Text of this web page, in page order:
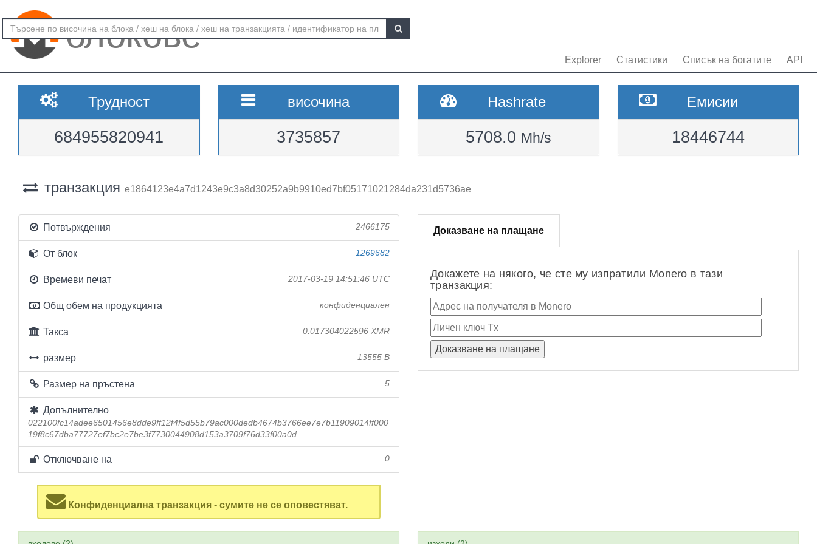
блокове
Explorer Статистики Списък на богатите API
Трудност
684955820941
височина
3735857
Hashrate
5708.0 Mh/s
Емисии
18446744
транзакция e1864123e4a7d1243e9c3a8d30252a9b9910ed7bf05171021284da231d5736ae
Потвърждения 2466175
От блок 1269682
Времеви печат 2017-03-19 14:51:46 UTC
Общ обем на продукцията конфиденциален
Такса 0.017304022596 XMR
размер 13555 B
Размер на пръстена 5
Допълнително
022100fc14adee6501456e8dde9ff12f4f5d55b79ac000dedb4674b3766ee7e7b11909014ff000
19f8c67dba77727ef7bc2e7be3f7730044908d153a3709f76d33f00a0d
Отключване на 0
Конфиденциална транзакция - сумите не се оповестяват.
Доказване на плащане
Докажете на някого, че сте му изпратили Monero в тази
транзакция: